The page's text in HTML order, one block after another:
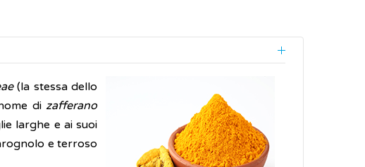
(la stessa dello
di zafferano
larghe e ai suoi
e terroso